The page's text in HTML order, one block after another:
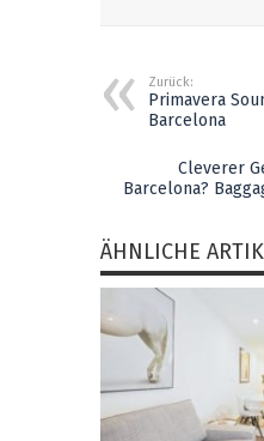
Zurück:
Primavera
Barcelona
Cleverer
Barcelona?
ÄHNLICHE